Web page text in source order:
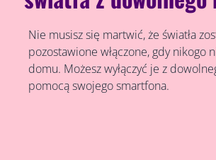
Nie musisz się martwić, że światła
pozostawione włączone, gdy nikogo
domu. Możesz wyłączyć je z
pomocą swojego smartfona.